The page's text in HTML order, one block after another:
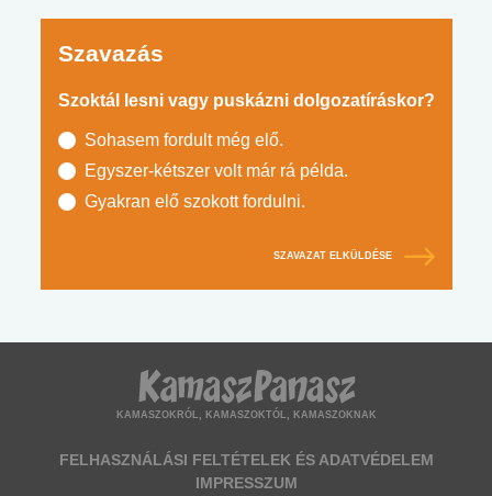
Szavazás
Szoktál lesni vagy puskázni dolgozatíráskor?
Sohasem fordult még elő.
Egyszer-kétszer volt már rá példa.
Gyakran elő szokott fordulni.
SZAVAZAT ELKÜLDÉSE
KAMASZOKRÓL, KAMASZOKTÓL, KAMASZOKNAK
FELHASZNÁLÁSI FELTÉTELEK ÉS ADATVÉDELEM
IMPRESSZUM